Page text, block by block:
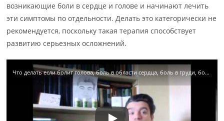
возникающие боли в сердце и голове и начинают лечить
эти симптомы по отдельности. Делать это категорически не
рекомендуется, поскольку такая терапия способствует
развитию серьезных осложнений.
Что делать если болит голова, боль в области сердца, боль в груди, боль в коленных суставах?